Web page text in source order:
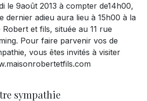
le 9août 2013 à compter de14h00,
dernier adieu aura lieu à 15h00 à la
et fils, située au 11 rue
Pour faire parvenir vos de
vous êtes invités à visiter
sympathie